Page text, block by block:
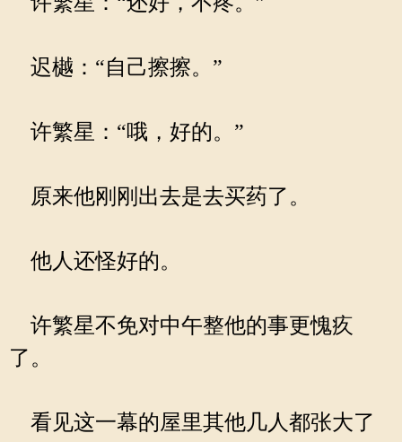
迟樾：“自己擦擦。”
许繁星：“哦，好的。”
原来他刚刚出去是去买药了。
他人还怪好的。
许繁星不免对中午整他的事更愧疚
了。
看见这一幕的屋里其他几人都张大了